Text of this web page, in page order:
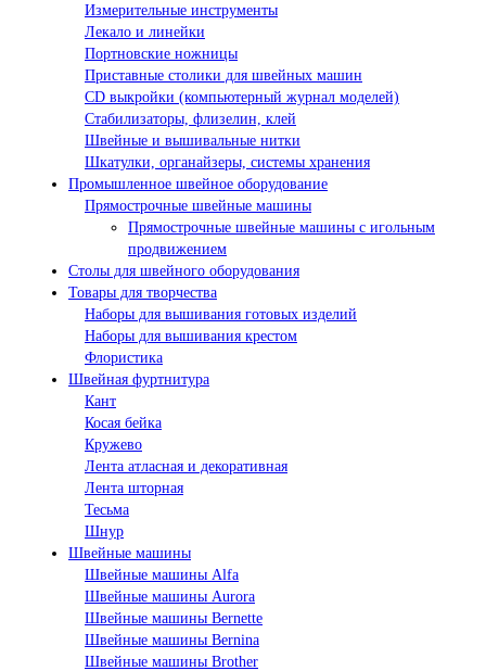
Измерительные инструменты
Лекало и линейки
Портновские ножницы
Приставные столики для швейных машин
СD выкройки (компьютерный журнал моделей)
Стабилизаторы, флизелин, клей
Швейные и вышивальные нитки
Шкатулки, органайзеры, системы хранения
Промышленное швейное оборудование
Прямострочные швейные машины
Прямострочные швейные машины с игольным
продвижением
Столы для швейного оборудования
Товары для творчества
Наборы для вышивания готовых изделий
Наборы для вышивания крестом
Флористика
Швейная фуртнитура
Кант
Косая бейка
Кружево
Лента aтласная и декоративная
Лента шторная
Тесьма
Шнур
Швейные машины
Швейные машины Alfa
Швейные машины Aurora
Швейные машины Bernette
Швейные машины Bernina
Швейные машины Brother